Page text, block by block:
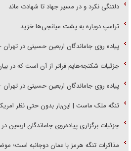
دلتنگی نکرد و در مسیر جهاد تا شهادت ماند
ترامپ دوباره به پشت میانجی‌ها خزید
پیاده روی جاماندگان اربعین حسینی در تهران - ۲
جزئیات شکنجه‌هایم فراتر از آن است که در
پیاده روی جاماندگان اربعین حسینی در تهران - ۱
تنگه ملک ماست | این‌بار بدون حتی نظر
جزئیات برگزاری پیاده‌روی جاماندگان اربعین
مذاکرات تنگه هرمز با عمان دوجانبه است؛